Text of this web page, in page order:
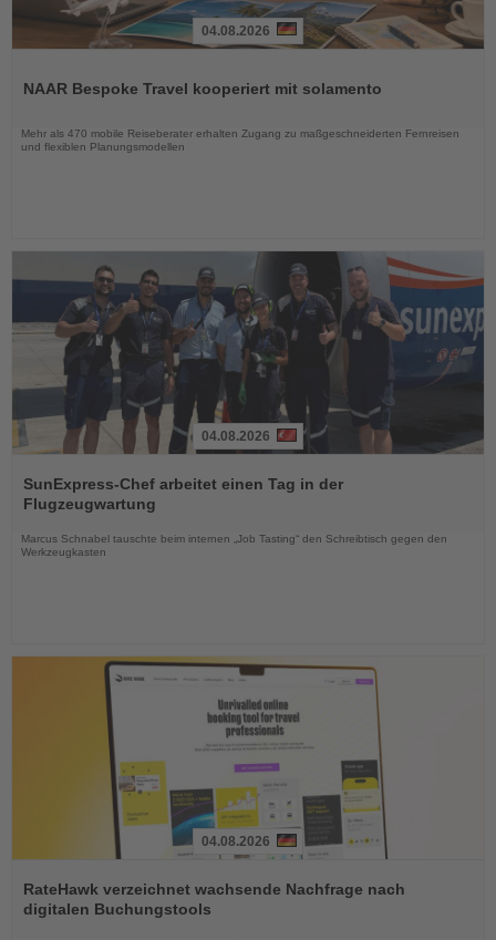
die
04.08.2026
NAAR Bespoke Travel kooperiert mit solamento
Mehr als 470 mobile Reiseberater erhalten Zugang zu maßgeschneiderten Fernreisen
und flexiblen Planungsmodellen
Sie
die
Nachrichten
04.08.2026
SunExpress-Chef arbeitet einen Tag in der
Flugzeugwartung
Marcus Schnabel tauschte beim internen „Job Tasting“ den Schreibtisch gegen den
Werkzeugkasten
Sie
die
Nachrichten
04.08.2026
RateHawk verzeichnet wachsende Nachfrage nach
digitalen Buchungstools